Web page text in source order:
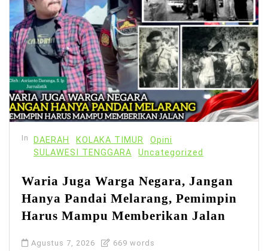
In DAERAH KOLAKA TIMUR
Opini
SULAWESI TENGGARA
Uncategorized
Waria Juga Warga Negara, Jangan
Hanya Pandai Melarang, Pemimpin
Harus Mampu Memberikan Jalan
Agustus 7, 2026 669 words